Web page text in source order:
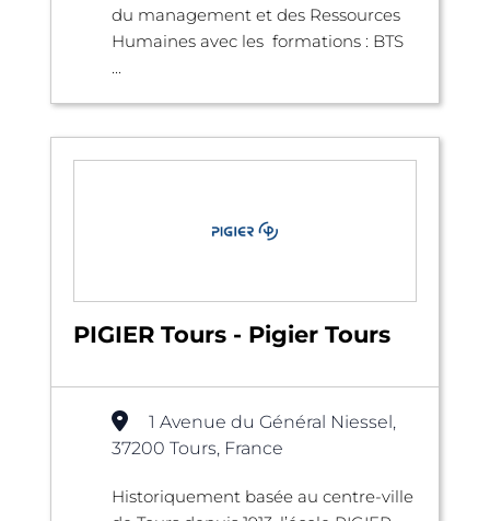
du management et des Ressources
Humaines avec les formations : BTS
...
PIGIER Tours - Pigier Tours
1 Avenue du Général Niessel,
37200 Tours, France
Historiquement basée au centre-ville